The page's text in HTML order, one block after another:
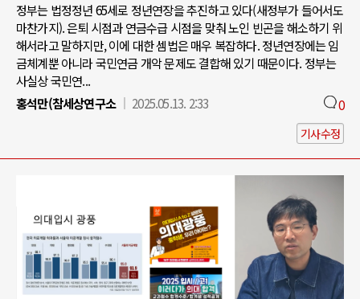
정부는 법정정년 65세로 정년연장을 추진하고 있다(새정부가 들어서도
마찬가지). 은퇴 시점과 연금수급 시점을 맞춰 노인 빈곤을 해소하기 위
해서라고 말하지만, 이에 대한 셈법은 매우 복잡하다. 정년연장에는 임
금체계뿐 아니라 국민연금 개악 문제도 결합해 있기 때문이다. 정부는
사실상 국민연...
홍석만(참세상연구소
2025.05.13. 2:33 0
기사수정